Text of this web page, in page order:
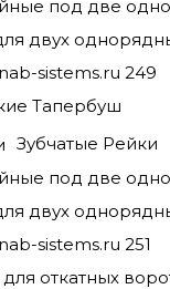
Тапербуш
Зубчатые Рейки
откатных